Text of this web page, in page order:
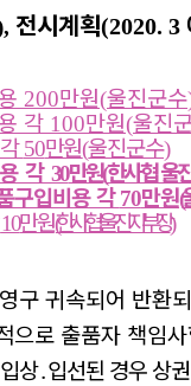
전시계획(2020. 3
200만원(울진군수
각 100만원(울진
50만원(울진군수)
각 30만원(한사협 울
구입비용 각70만원(
10만원(한사협 울진지부장)
구 귀속되어 반환
으로 출품자 책임
상․입선된 경우 상